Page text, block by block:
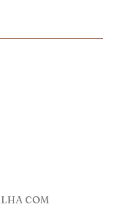
COM